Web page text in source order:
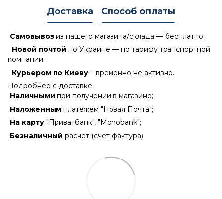
Доставка Способ оплаты
Самовывоз из нашего магазина/склада — бесплатно.
Новой почтой по Украине — по тарифу транспортной
компании.
Курьером по Киеву – временно не активно.
Подробнее о доставке
Наличными при получении в магазине;
Наложенным платежем "Новая Почта";
На карту "Приватбанк", "Monobank";
Безналичный расчёт (счёт-фактура)